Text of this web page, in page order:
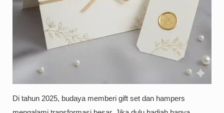
Di tahun 2025, budaya memberi gift set dan hampers